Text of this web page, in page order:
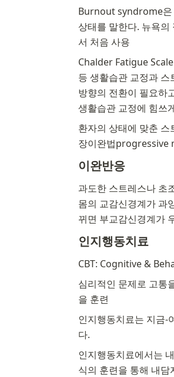
Burnout syndrome은
상태를 말한다. 뉴욕
서 처음 사용
Chalder Fatigue
등 생활습관 교정과
방향의 전환이 필요하
생활습관 교정에 힘쓰
환자의 상태에 맞춘
장이완법progressive
이완반응
과도한 스트레스나 초
몸의 교감신경계가 과
뀌면 부교감신경계가
인지행동치료
CBT: Cognitive &
심리적인 문제로 고통
을 훈련
인지행동치료는 지금-
다.
인지행동치료에서는
식의 훈련을 통해 내